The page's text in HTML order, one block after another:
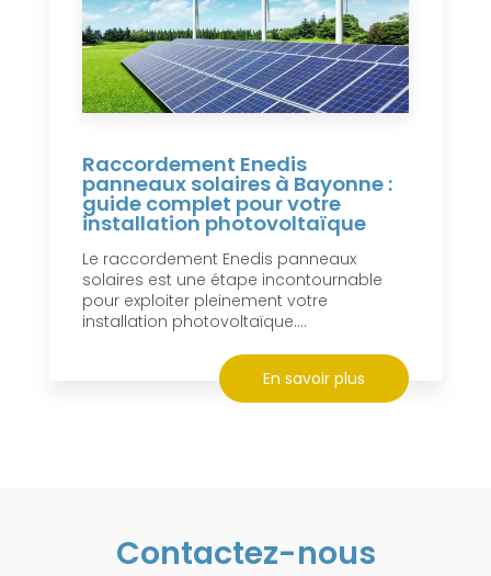
Raccordement Enedis
panneaux solaires à Bayonne :
guide complet pour votre
installation photovoltaïque
Le raccordement Enedis panneaux
solaires est une étape incontournable
pour exploiter pleinement votre
installation photovoltaïque....
En savoir plus
Contactez-nous